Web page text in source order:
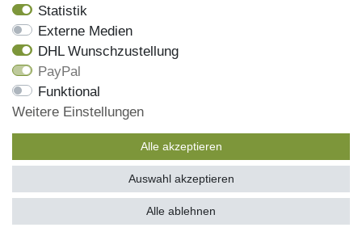
Wir haben alle Artikel auf Lager und liefern mit unserem
Versandpartner DHL
Bestellungen die bis 13 Uhr eingehen, werden noch am
gleichen Tag versendet, die Sendungsnummer erhalen Sie
mit der Versandbestätigung per Email
© schuhfieber.de 2026 | Alle Rechte vorbehalten.
Statistik
Externe Medien
DHL Wunschzustellung
PayPal
Funktional
Weitere Einstellungen
Alle akzeptieren
Alle ablehnen
Auswahl akzeptieren
Bewertungen bei: ebay.de, amazon.de, shopvote.de ⓘ
Informationen zur Echtheit der Bewertungen